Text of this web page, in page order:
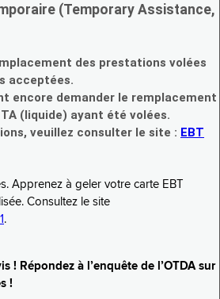
(Temporary Assistance,
des prestations volées
acceptées.
encore demander le remplacement
(liquide) ayant été volées.
veuillez consulter le site : EBT
Apprenez à geler votre carte EBT
Consultez le site
.
! Répondez à l’enquête de l’OTDA sur
!